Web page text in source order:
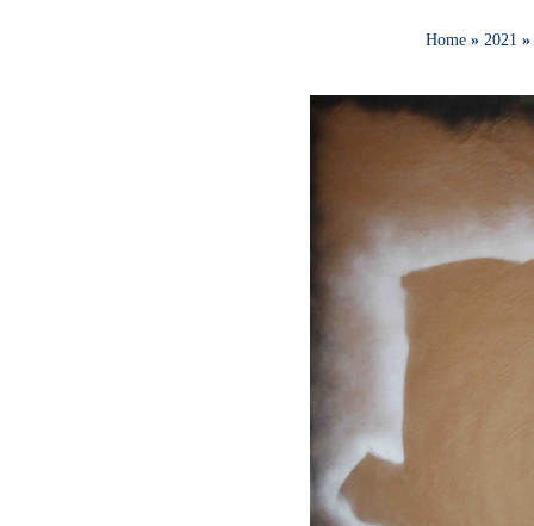
Home » 2021 »